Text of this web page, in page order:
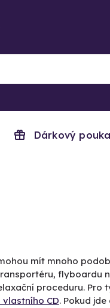
Dárkový
mít mnoho
flyboardu
proceduru.
CD. Pokud